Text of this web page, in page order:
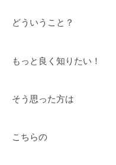
どういうこと？
もっと良く知りたい！
そう思った方は
こちらの